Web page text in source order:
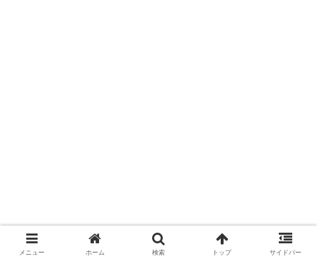
メニュー ホーム 検索 トップ サイドバー